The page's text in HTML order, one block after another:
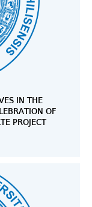
IN THE
OF
PROJECT